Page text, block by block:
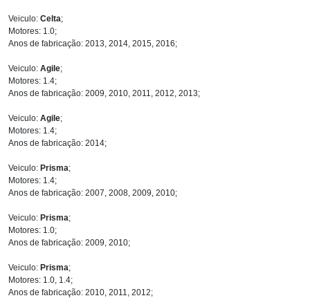
Veiculo: Celta;
Motores: 1.0;
Anos de fabricação: 2013, 2014, 2015, 2016;
Veiculo: Agile;
Motores: 1.4;
Anos de fabricação: 2009, 2010, 2011, 2012, 2013;
Veiculo: Agile;
Motores: 1.4;
Anos de fabricação: 2014;
Veiculo: Prisma;
Motores: 1.4;
Anos de fabricação: 2007, 2008, 2009, 2010;
Veiculo: Prisma;
Motores: 1.0;
Anos de fabricação: 2009, 2010;
Veiculo: Prisma;
Motores: 1.0, 1.4;
Anos de fabricação: 2010, 2011, 2012;